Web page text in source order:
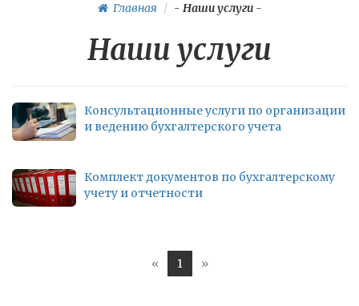
Главная - Наши услуги-
Наши услуги
Консультационные услуги по организации
и ведению бухгалтерского учета
Комплект документов по бухгалтерскому
учету и отчетности
« 1 »